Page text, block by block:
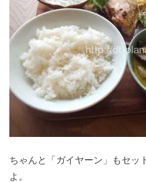
ちゃんと「ガイヤーン」もセッ
よ。